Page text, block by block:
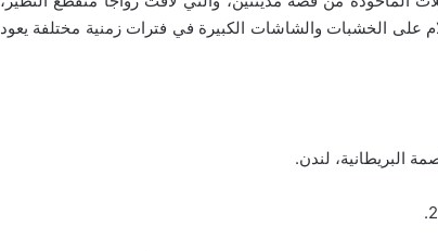
على الخشبات والشاشات الكبيرة في فترات زمنية مختلفة يعود